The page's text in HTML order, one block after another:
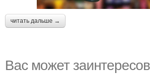
читать дальше →
Вас может